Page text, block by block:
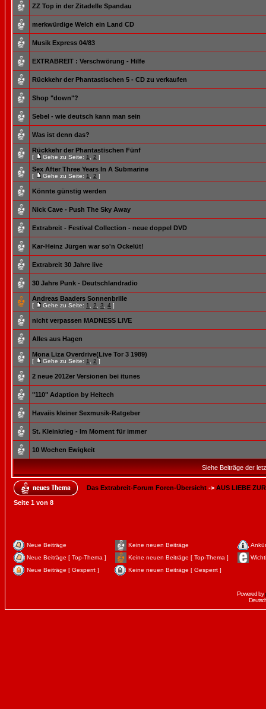
ZZ Top in der Zitadelle Spandau
merkwürdige Welch ein Land CD
Musik Express 04/83
EXTRABREIT : Verschwörung - Hilfe
Rückkehr der Phantastischen 5 - CD zu verkaufen
Shop "down"?
Sebel - wie deutsch kann man sein
Was ist denn das?
Rückkehr der Phantastischen Fünf
[ Gehe zu Seite: 1 2 ]
Sex After Three Years In A Submarine
[ Gehe zu Seite: 1 2 ]
Könnte günstig werden
Nick Cave - Push The Sky Away
Extrabreit - Festival Collection - neue doppel DVD
Kar-Heinz Jürgen war so'n Ockelüt!
Extrabreit 30 Jahre live
30 Jahre Punk - Deutschlandradio
Andreas Baaders Sonnenbrille
[ Gehe zu Seite: 1 2 3 4 ]
nicht verpassen MADNESS LIVE
Alles aus Hagen
Mona Liza Overdrive(Live Tor 3 1989)
[ Gehe zu Seite: 1 2 ]
2 neue 2012er Versionen bei itunes
"110" Adaption by Heitech
Havaiis kleiner Sexmusik-Ratgeber
St. Kleinkrieg - Im Moment für immer
10 Wochen Ewigkeit
Siehe Beiträge der
Das Extrabreit-Forum Foren-Übersicht -> AUS LIEBE
Seite 1 von 8
Neue Beiträge Keine neuen Beiträge
Neue Beiträge [ Top-Thema ]
Keine neuen Beiträge [ Top-Thema ]
Neue Beiträge [ Gesperrt ]
Keine neuen Beiträge [ Gesperrt ]
Powered by